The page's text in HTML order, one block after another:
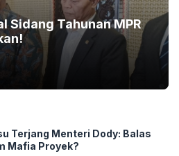
Sidang Tahunan MPR
Terjang Menteri Dody: Balas
Mafia Proyek?